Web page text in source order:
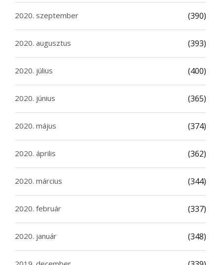
2020. szeptember (390)
2020. augusztus (393)
2020. július (400)
2020. június (365)
2020. május (374)
2020. április (362)
2020. március (344)
2020. február (337)
2020. január (348)